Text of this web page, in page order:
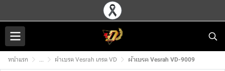
หน้าแรก ... ผ้าเบรค Vesrah เกรด VD ผ้าเบรค Vesrah VD-9009